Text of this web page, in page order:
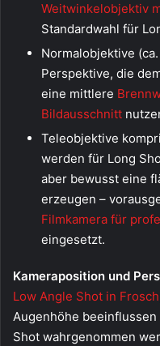
Weitwinkelobjektiv
Standardwahl für
Normalobjektive
Perspektive, die
eine mittlere
Bildausschnitt
Teleobjektive
werden für Long
aber bewusst eine
erzeugen –
Filmkamera für
eingesetzt.
Kameraposition und
Low Angle Shot in
Augenhöhe
Shot wahrgenommen